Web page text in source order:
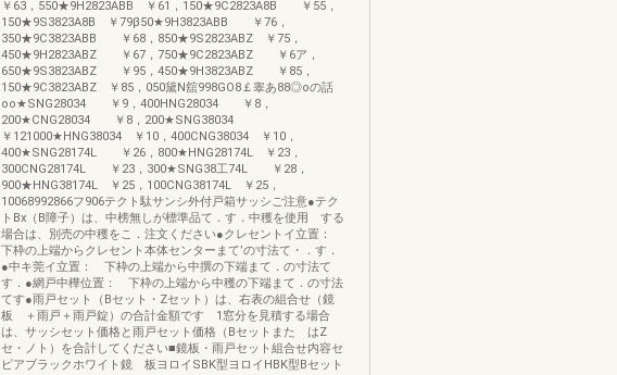
￥63，550★9H2823ABB ￥61，150★9C2823A8B ￥55，
150★9S3823A8B ￥79β50★9H3823ABB ￥76，
350★9C3823ABB ￥68，850★9S2823ABZ ￥75，
450★9H2823ABZ ￥67，750★9C2823ABZ ￥6ア，
650★9S3823ABZ ￥95，450★9H3823ABZ ￥85，
150★9C3823ABZ ￥85，050黛N舘998GO8￡睾あ88◎oの話
oo★SNG28034 ￥9，400HNG28034 ￥8，
200★CNG28034 ￥8，200★SNG38034
￥121000★HNG38034 ￥10，400CNG38034 ￥10，
400★SNG28174L ￥26，800★HNG28174L ￥23，
300CNG28174L ￥23，300★SNG38工74L ￥28，
900★HNG38174L ￥25，100CNG38174L ￥25，
10068992866フ906テクト駄サンシ外付戸箱サッシご注意●テク
トBx（B障子）は、中榜無しが標準品て．す．中穫を使用 する
場合は、別売の中穫をこ．注文ください●クレセントイ立置：
下枠の上端からクレセント本体センターまて’の寸法て・．す．
●中キ莞イ立置： 下枠の上端から中撰の下端まて．の寸法て
す．●網戸中樺位置： 下枠の上端から中穫の下端まて．の寸法
てす●雨戸セット（Bセット・Zセット）は、右表の組合せ（鏡
板 ＋雨戸＋雨戸錠）の合計金額です 1窓分を見積する場合
は、サッシセット価格と雨戸セット価格（Bセットまた はZ
セ・ノト）を合計してください■鏡板・雨戸セット組合せ内容セ
ピアブラックホワイト鏡 板ヨロイSBK型ヨロイHBK型Bセット